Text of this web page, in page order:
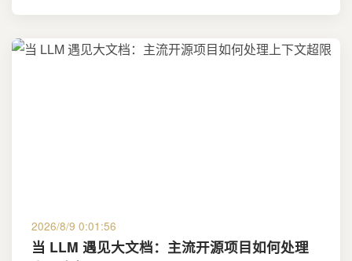
2026/8/9 0:01:56
当 LLM 遇见大文档：主流开源项目如何处理